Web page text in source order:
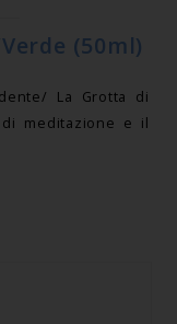
(50ml)
La Grotta di
di meditazione e il